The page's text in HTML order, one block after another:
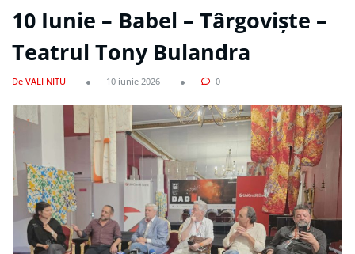
10 Iunie – Babel – Târgoviște –
Teatrul Tony Bulandra
De VALI NITU 10 iunie 2026 0